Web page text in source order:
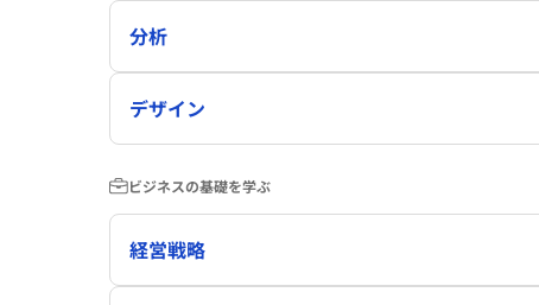
分析
デザイン
ビジネスの基礎を学ぶ
経営戦略